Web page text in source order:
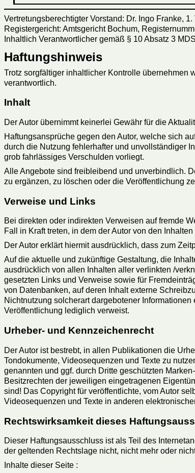
Vertretungsberechtigter Vorstand: Dr. Ingo Franke,
Registergericht: Amtsgericht Bochum,
Inhaltlich Verantwortlicher gemäß § 10 Absatz 3
Haftungshinweis
Trotz sorgfältiger inhaltlicher Kontrolle übernehmen
verantwortlich.
Inhalt
Der Autor übernimmt keinerlei Gewähr für die
Haftungsansprüche gegen den Autor, welche sich
durch die Nutzung fehlerhafter und unvollständiger
grob fahrlässiges Verschulden vorliegt.
Alle Angebote sind freibleibend und unverbindlich.
zu ergänzen, zu löschen oder die Veröffentlichung
Verweise und Links
Bei direkten oder indirekten Verweisen auf fremde
Fall in Kraft treten, in dem der Autor von den
Der Autor erklärt hiermit ausdrücklich, dass zum
Auf die aktuelle und zukünftige Gestaltung, die
ausdrücklich von allen Inhalten aller verlinkten /
gesetzten Links und Verweise sowie für
von Datenbanken, auf deren Inhalt externe
Nichtnutzung solcherart dargebotener
Veröffentlichung lediglich verweist.
Urheber- und Kennzeichenrecht
Der Autor ist bestrebt, in allen Publikationen die
Tondokumente, Videosequenzen und Texte zu
genannten und ggf. durch Dritte geschützten
Besitzrechten der jeweiligen eingetragenen
sind! Das Copyright für veröffentlichte, vom Autor
Videosequenzen und Texte in anderen
Rechtswirksamkeit dieses
Dieser Haftungsausschluss ist als Teil des
der geltenden Rechtslage nicht, nicht mehr oder
Inhalte dieser Seite :